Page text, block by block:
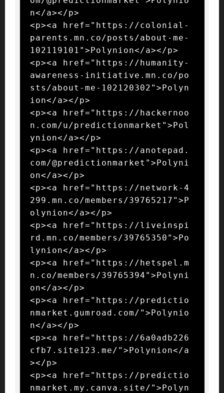
n</a></p>
<p><a href="https://colonial-
parents.mn.co/posts/about-me-
102119101">Polynion</a></p>
<p><a href="https://humanity-
awareness-initiative.mn.co/po
sts/about-me-102120302">Polyn
ion</a></p>
<p><a href="https://hackernoo
n.com/u/predictionmarket">Pol
ynion</a></p>
<p><a href="https://anotepad.
com/@predictionmarket">Polyni
on</a></p>
<p><a href="https://network-4
299.mn.co/members/39765217">P
olynion</a></p>
<p><a href="https://liveinspi
rd.mn.co/members/39765350">Po
lynion</a></p>
<p><a href="https://hetspel.m
n.co/members/39765394">Polyni
on</a></p>
<p><a href="https://predictio
nmarket.gumroad.com/">Polynio
n</a></p>
<p><a href="https://6a0adb226
cfb7.site123.me/">Polynion</a
></p>
<p><a href="https://predictio
nmarket.my.canva.site/">Polyn